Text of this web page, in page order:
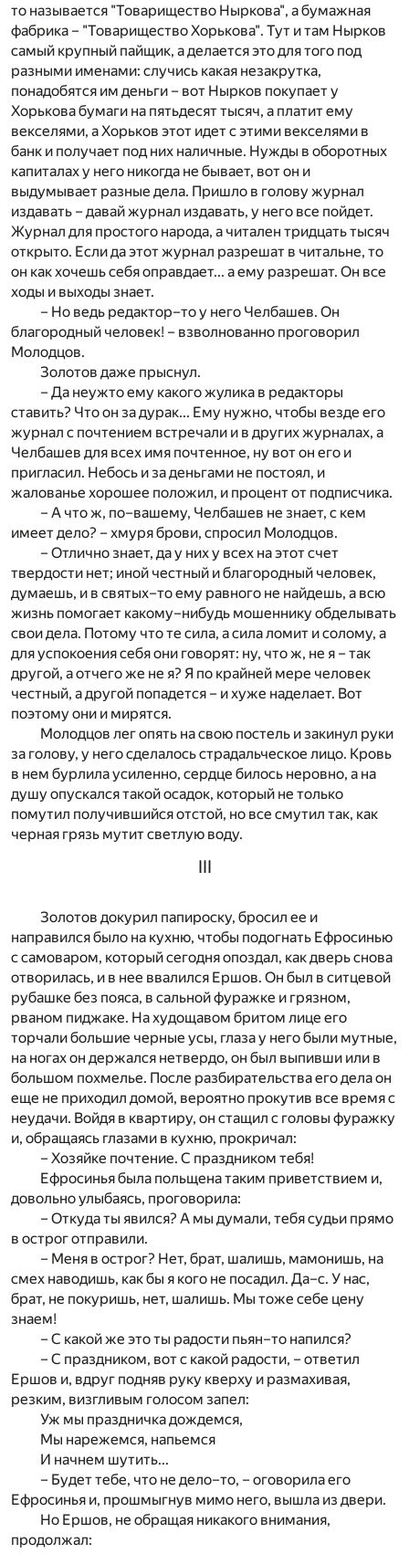
то называется "Товарищество Ныркова", а бумажная
фабрика – "Товарищество Хорькова". Тут и там Нырков
самый крупный пайщик, а делается это для того под
разными именами: случись какая незакрутка,
понадобятся им деньги – вот Нырков покупает у
Хорькова бумаги на пятьдесят тысяч, а платит ему
векселями, а Хорьков этот идет с этими векселями в
банк и получает под них наличные. Нужды в оборотных
капиталах у него никогда не бывает, вот он и
выдумывает разные дела. Пришло в голову журнал
издавать – давай журнал издавать, у него все пойдет.
Журнал для простого народа, а читален тридцать тысяч
открыто. Если да этот журнал разрешат в читальне, то
он как хочешь себя оправдает... а ему разрешат. Он все
ходы и выходы знает.
– Но ведь редактор–то у него Челбашев. Он
благородный человек! – взволнованно проговорил
Молодцов.
Золотов даже прыснул.
– Да неужто ему какого жулика в редакторы
ставить? Что он за дурак... Ему нужно, чтобы везде его
журнал с почтением встречали и в других журналах, а
Челбашев для всех имя почтенное, ну вот он его и
пригласил. Небось и за деньгами не постоял, и
жалованье хорошее положил, и процент от подписчика.
– А что ж, по–вашему, Челбашев не знает, с кем
имеет дело? – хмуря брови, спросил Молодцов.
– Отлично знает, да у них у всех на этот счет
твердости нет; иной честный и благородный человек,
думаешь, и в святых–то ему равного не найдешь, а всю
жизнь помогает какому–нибудь мошеннику обделывать
свои дела. Потому что те сила, а сила ломит и солому, а
для успокоения себя они говорят: ну, что ж, не я – так
другой, а отчего же не я? Я по крайней мере человек
честный, а другой попадется – и хуже наделает. Вот
поэтому они и мирятся.
Молодцов лег опять на свою постель и закинул руки
за голову, у него сделалось страдальческое лицо. Кровь
в нем бурлила усиленно, сердце билось неровно, а на
душу опускался такой осадок, который не только
помутил получившийся отстой, но все смутил так, как
черная грязь мутит светлую воду.
III
Золотов докурил папироску, бросил ее и
направился было на кухню, чтобы подогнать Ефросинью
с самоваром, который сегодня опоздал, как дверь снова
отворилась, и в нее ввалился Ершов. Он был в ситцевой
рубашке без пояса, в сальной фуражке и грязном,
рваном пиджаке. На худощавом бритом лице его
торчали большие черные усы, глаза у него были мутные,
на ногах он держался нетвердо, он был выпивши или в
большом похмелье. После разбирательства его дела он
еще не приходил домой, вероятно прокутив все время с
неудачи. Войдя в квартиру, он стащил с головы фуражку
и, обращаясь глазами в кухню, прокричал:
– Хозяйке почтение. С праздником тебя!
Ефросинья была польщена таким приветствием и,
довольно улыбаясь, проговорила:
– Откуда ты явился? А мы думали, тебя судьи прямо
в острог отправили.
– Меня в острог? Нет, брат, шалишь, мамонишь, на
смех наводишь, как бы я кого не посадил. Да–с. У нас,
брат, не покуришь, нет, шалишь. Мы тоже себе цену
знаем!
– С какой же это ты радости пьян–то напился?
– С праздником, вот с какой радости, – ответил
Ершов и, вдруг подняв руку кверху и размахивая,
резким, визгливым голосом запел:
Уж мы праздничка дождемся,
Мы нарежемся, напьемся
И начнем шутить...
– Будет тебе, что не дело–то, – оговорила его
Ефросинья и, прошмыгнув мимо него, вышла из двери.
Но Ершов, не обращая никакого внимания,
продолжал: